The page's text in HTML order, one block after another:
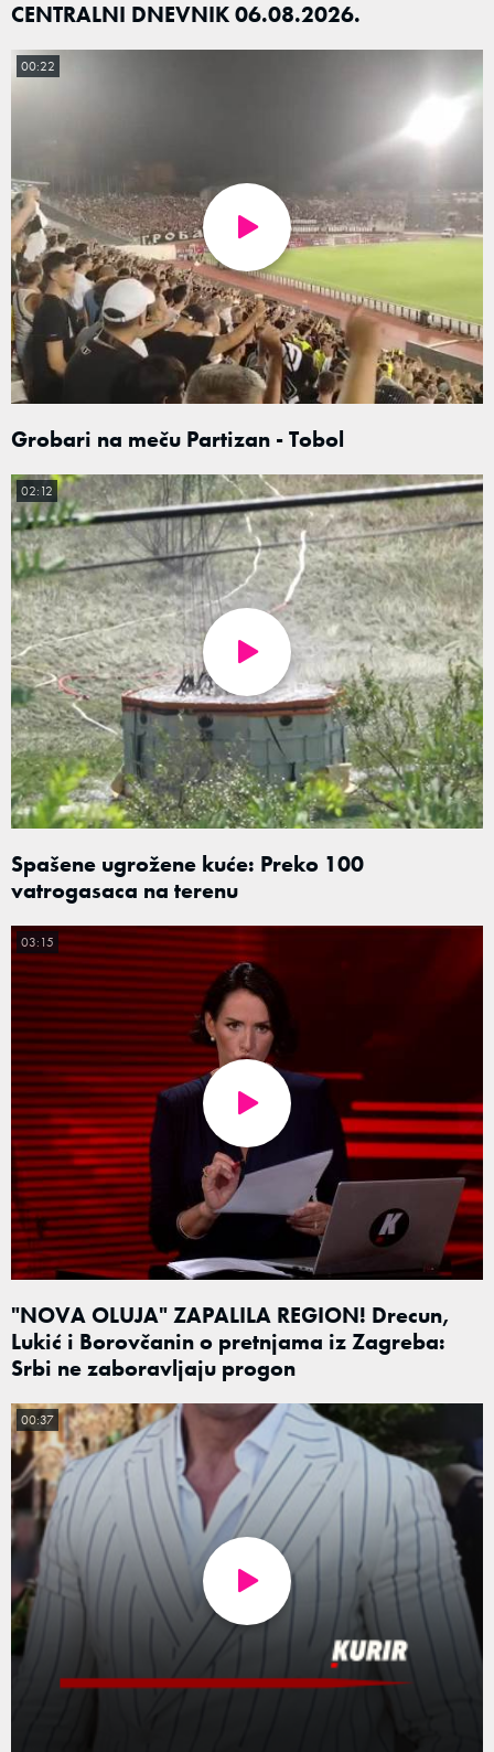
CENTRALNI DNEVNIK 06.08.2026.
Grobari na meču Partizan - Tobol
00:22
Spašene ugrožene kuće: Preko 100
vatrogasaca na terenu
02:12
"NOVA OLUJA" ZAPALILA REGION! Drecun,
Lukić i Borovčanin o pretnjama iz Zagreba:
Srbi ne zaboravljaju progon
03:15
00:37